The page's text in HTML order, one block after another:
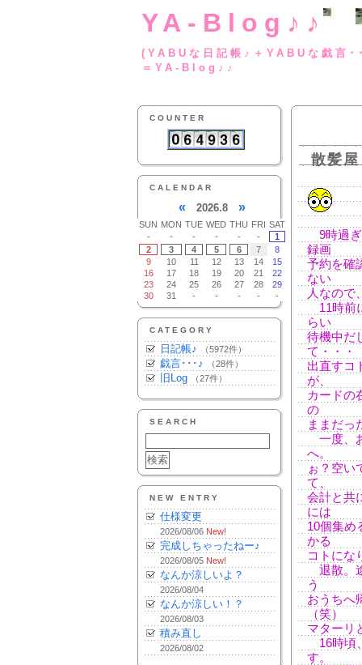
YA-Blog♪♪
(YABUな日記帳♪
＝YA-Blog♪♪
COUNTER
CALENDAR
« 2026.8 »
SUN MON TUE WED THU FRI SAT
-
- - - - -
1
2
3 4 5 6 7
8
9
10 11 12 13 14
15
16
17 18 19 20 21
22
23
24 25 26 27 28
29
30
31 - - - - -
CATEGORY
日記帳♪ （5972件）
戯言･･･♪ （28件）
旧Log （27件）
SEARCH
NEW ENTRY
仕様変更
2026/08/06 New!
完成しちゃったねー♪
2026/08/05 New!
なんか涼しいよ？
2026/08/04
なんか涼しい！？
2026/08/03
積み直し
2026/08/02
散髪
9時過ぎ
録画
予約を確
ない
人なので
11時前
らい
待機中だ
て・・・
出直すコ
が、
カードの
の
ままだっ
一度、
へ。
ぉ？空い
て、
会計と共
には
10個集め
かる
コトにな
退散。
う
おうちへ
（笑）
マターリ
16時頃
す。